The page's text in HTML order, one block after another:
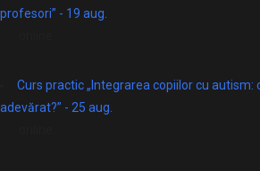
profesori” - 19 aug.
Curs practic „Integrarea copiilor cu
adevărat?” - 25 aug.